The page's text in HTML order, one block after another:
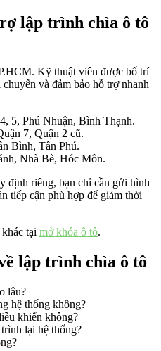
lập trình chìa ô tô
Kỹ thuật viên được bố trí
và đảm bảo hỗ trợ nhanh
5, Phú Nhuận, Bình Thạnh.
7, Quận 2 cũ.
Bình, Tân Phú.
Nhà Bè, Hóc Môn.
định riêng, bạn chỉ cần gửi hình
tiếp cận phù hợp để giảm thời
tại mở khóa ô tô.
lập trình chìa ô tô
lâu?
hệ thống không?
khiển không?
lại hệ thống?